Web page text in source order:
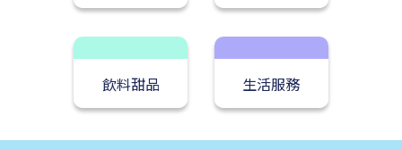
飲料甜品 生活服務